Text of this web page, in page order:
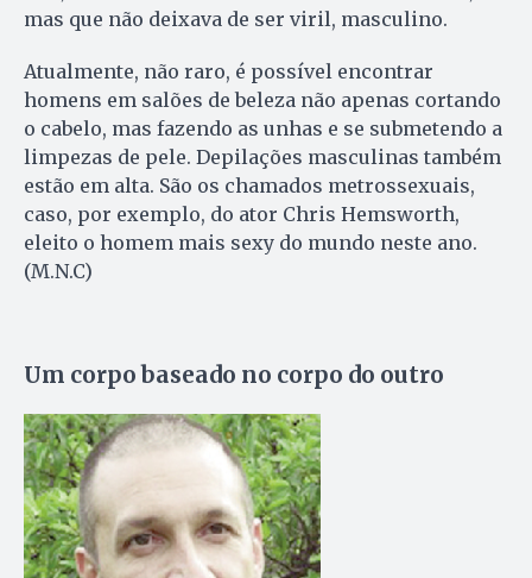
mas que não deixava de ser viril, masculino.
Atualmente, não raro, é possível encontrar
homens em salões de beleza não apenas cortando
o cabelo, mas fazendo as unhas e se submetendo a
limpezas de pele. Depilações masculinas também
estão em alta. São os chamados metrossexuais,
caso, por exemplo, do ator Chris Hemsworth,
eleito o homem mais sexy do mundo neste ano.
(M.N.C)
Um corpo baseado no corpo do outro